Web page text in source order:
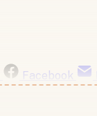
Facebook